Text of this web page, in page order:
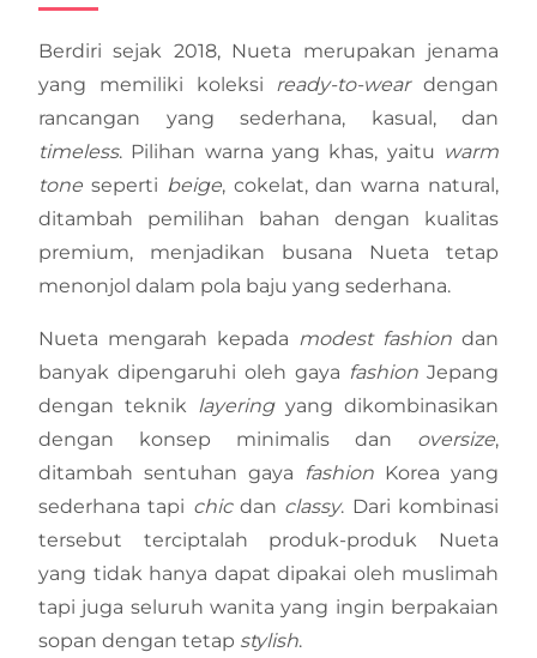
Berdiri sejak 2018, Nueta merupakan jenama
yang memiliki koleksi ready-to-weardengan
rancangan yang sederhana, kasual, dan
timeless. Pilihan warna yang khas, yaitu warm
tone seperti beige, cokelat, dan warna natural,
ditambah pemilihan bahan dengan kualitas
premium, menjadikan busana Nueta tetap
menonjol dalam pola baju yang sederhana.
Nueta mengarah kepada modest fashion dan
banyak dipengaruhi oleh gaya fashion Jepang
dengan teknik layering yang dikombinasikan
dengan konsep minimalis dan oversize,
ditambah sentuhan gaya
fashion Korea yang
sederhana tapi chicdan classy. Dari kombinasi
tersebut terciptalah produk-produk Nueta
yang tidak hanya dapat dipakai oleh muslimah
tapi juga seluruh wanita yang ingin berpakaian
sopan dengan tetap stylish.